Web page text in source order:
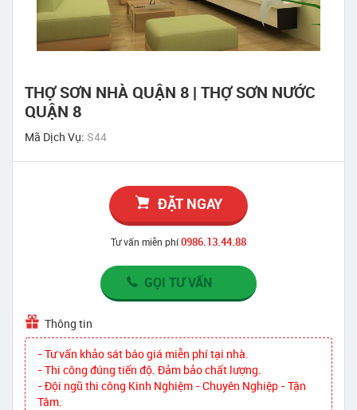
THỢ SƠN NHÀ QUẬN 8 | THỢ SƠN NƯỚC
QUẬN 8
Mã Dịch Vụ: S44
ĐẶT NGAY
Tư vấn miễn phí0986.13.44.88
GỌI TƯ VẤN
Thông tin
- Tư vấn khảo sát báo giá miễn phí tại nhà.
- Thi công đúng tiến độ. Đảm bảo chất lượng.
- Đội ngũ thi công Kinh Nghiệm - Chuyên Nghiệp - Tận
Tâm.